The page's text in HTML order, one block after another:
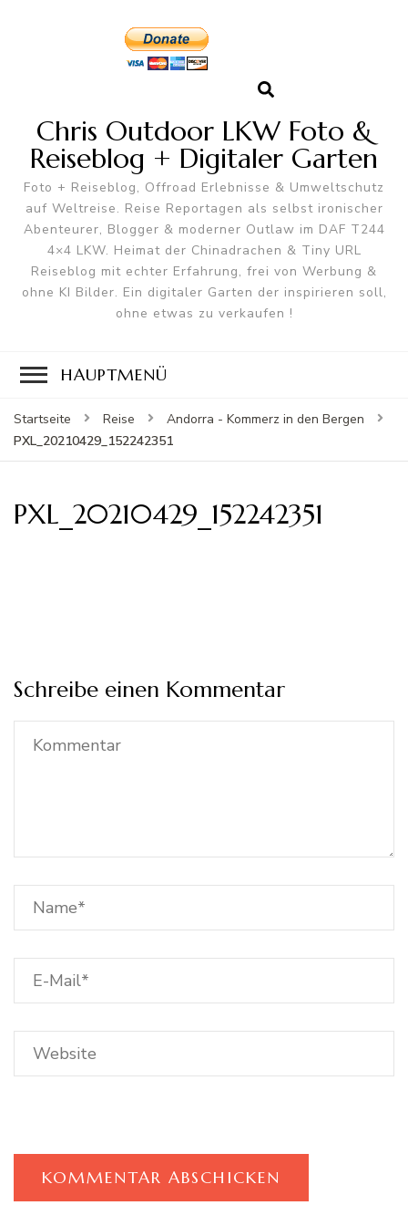
Chris Outdoor LKW Foto &
Reiseblog + Digitaler Garten
Foto + Reiseblog, Offroad Erlebnisse & Umweltschutz
auf Weltreise. Reise Reportagen als selbst ironischer
Abenteurer, Blogger & moderner Outlaw im DAF T244
4×4 LKW. Heimat der Chinadrachen & Tiny URL
Reiseblog mit echter Erfahrung, frei von Werbung &
ohne KI Bilder. Ein digitaler Garten der inspirieren soll,
ohne etwas zu verkaufen !
HAUPTMENÜ
Startseite Reise
Andorra - Kommerz in den Bergen
PXL_20210429_152242351
PXL_20210429_152242351
Schreibe einen Kommentar